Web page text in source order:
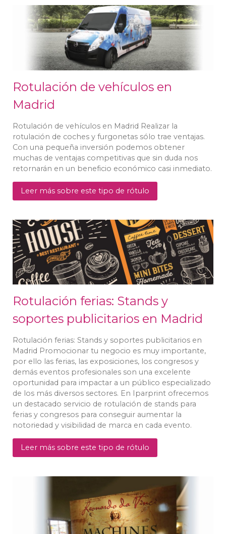
Rotulación de vehículos en
Madrid
Rotulación de vehículos en Madrid Realizar la
rotulación de coches y furgonetas sólo trae ventajas.
Con una pequeña inversión podemos obtener
muchas de ventajas competitivas que sin duda nos
retornarán en un beneficio económico casi inmediato.
Leer más sobre este tipo de rótulo
Rotulación ferias: Stands y
soportes publicitarios en Madrid
Rotulación ferias: Stands y soportes publicitarios en
Madrid Promocionar tu negocio es muy importante,
por ello las ferias, las exposiciones, los congresos y
demás eventos profesionales son una excelente
oportunidad para impactar a un público especializado
de los más diversos sectores. En Iparprint ofrecemos
un destacado servicio de rotulación de stands para
ferias y congresos para conseguir aumentar la
notoriedad y visibilidad de marca en cada evento.
Leer más sobre este tipo de rótulo